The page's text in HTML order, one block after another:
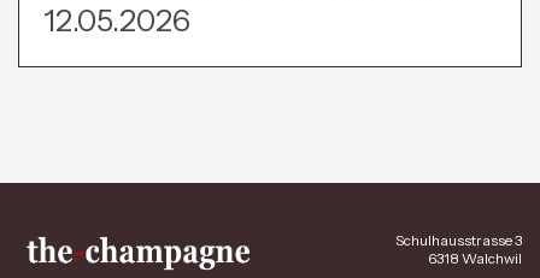
12.05.2026
Schulhausstrasse 3
6318 Walchwil